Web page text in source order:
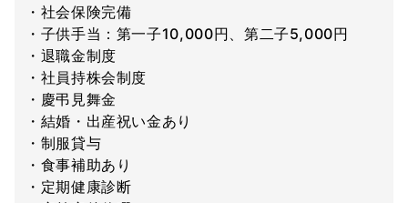
・社会保険完備
・子供手当：第一子10,000円、第二子5,000円
・退職金制度
・社員持株会制度
・慶弔見舞金
・結婚・出産祝い金あり
・制服貸与
・食事補助あり
・定期健康診断